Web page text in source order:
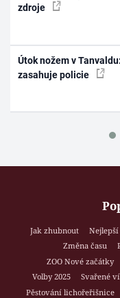
zdroje
Útok nožem v
zasahuje policie
Jak zhubnout
Změna času
ZOO Nové začátky
Volby 2025
Svařené
Pěstování lichořeřišnice